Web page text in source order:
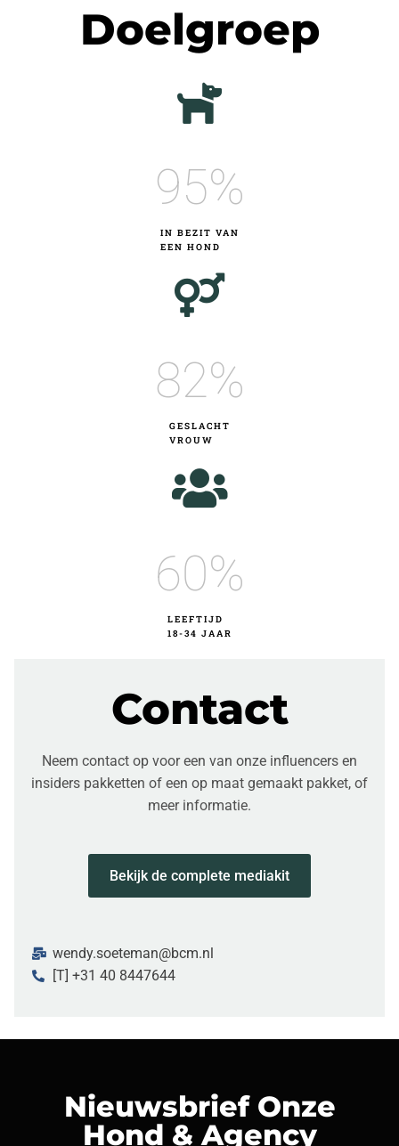
Doelgroep
IN BEZIT VAN
EEN HOND
95%
GESLACHT
VROUW
82%
LEEFTIJD
18-34 JAAR
60%
Contact
Neem contact op voor een van onze influencers en
insiders pakketten of een op maat gemaakt pakket, of
meer informatie.
Bekijk de complete mediakit
wendy.soeteman@bcm.nl
[T] +31 40 8447644
Nieuwsbrief Onze
Hond & Agency